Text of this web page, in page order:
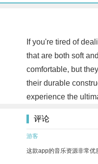
If you're tired of
that are both soft
comfortable, but
their durable
experience the
评论
游客
这款app的音乐资源非常优